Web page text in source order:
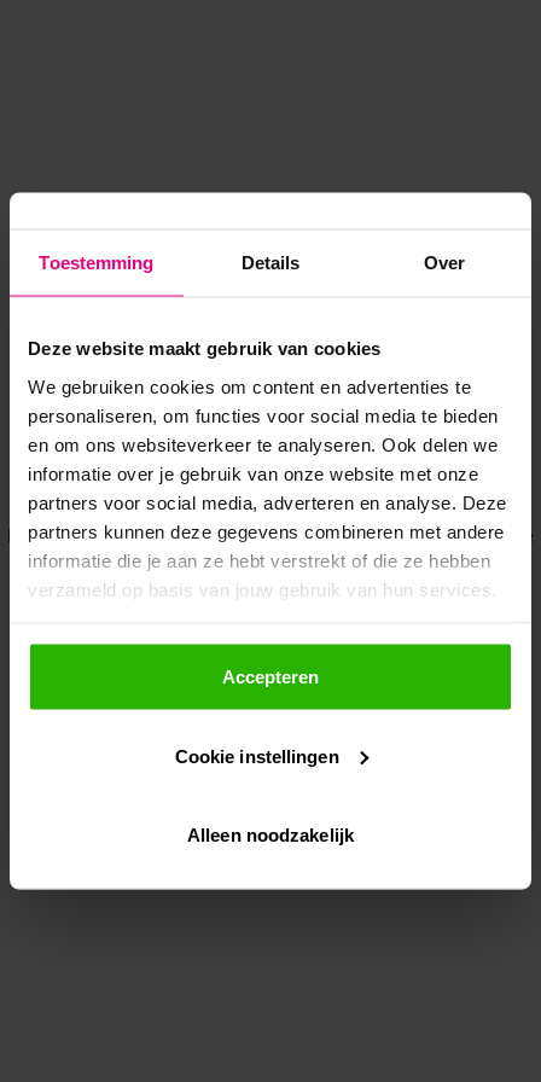
Toestemming Details Over
Deze website maakt gebruik van cookies
We gebruiken cookies om content en advertenties te
personaliseren, om functies voor social media te bieden
en om ons websiteverkeer te analyseren. Ook delen we
informatie over je gebruik van onze website met onze
partners voor social media, adverteren en analyse. Deze
partners kunnen deze gegevens combineren met andere
informatie die je aan ze hebt verstrekt of die ze hebben
verzameld op basis van jouw gebruik van hun services.
Als je op "Accepteer" klikt, dan geef je Voordeeluitjes.nl
toestemming om cookies voor social media en
gepersonaliseerde advertenties te plaatsen.
Lees hier meer over in onsprivacybeleid
Via "Cookie instellingen" kun je ook zelf instellen welke
Accepteren
Cookie instellingen
Alleen noodzakelijk
Application error: a client-side exception has occurred while
loadingwww.voordeeluitjes.nl (see the browser console for more
information).